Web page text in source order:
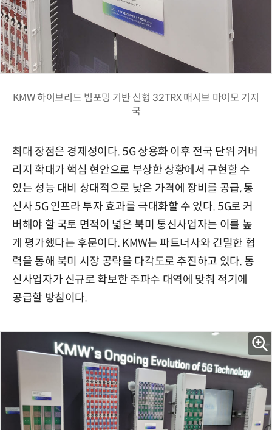
KMW 하이브리드 빔포밍 기반 신형 32TRX 매시브 마이모 기지
국
최대 장점은 경제성이다. 5G 상용화 이후 전국 단위 커버
리지 확대가 핵심 현안으로 부상한 상황에서 구현할 수
있는 성능 대비 상대적으로 낮은 가격에 장비를 공급, 통
신사 5G 인프라 투자 효과를 극대화할 수 있다. 5G로 커
버해야 할 국토 면적이 넓은 북미 통신사업자는 이를 높
게 평가했다는 후문이다. KMW는 파트너사와 긴밀한 협
력을 통해 북미 시장 공략을 다각도로 추진하고 있다. 통
신사업자가 신규로 확보한 주파수 대역에 맞춰 적기에
공급할 방침이다.